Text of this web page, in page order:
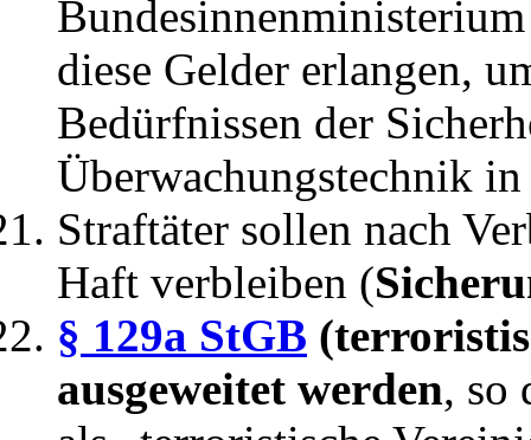
diese Gelder erlangen,
Bedürfnissen der
Überwachungstechnik
Straftäter sollen nach
Haft verbleiben (
§ 129a StGB
ausgeweitet werden, so